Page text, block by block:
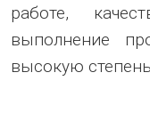
работе,
выполнение
высокую